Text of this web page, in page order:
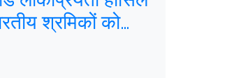
श्रमिकों को